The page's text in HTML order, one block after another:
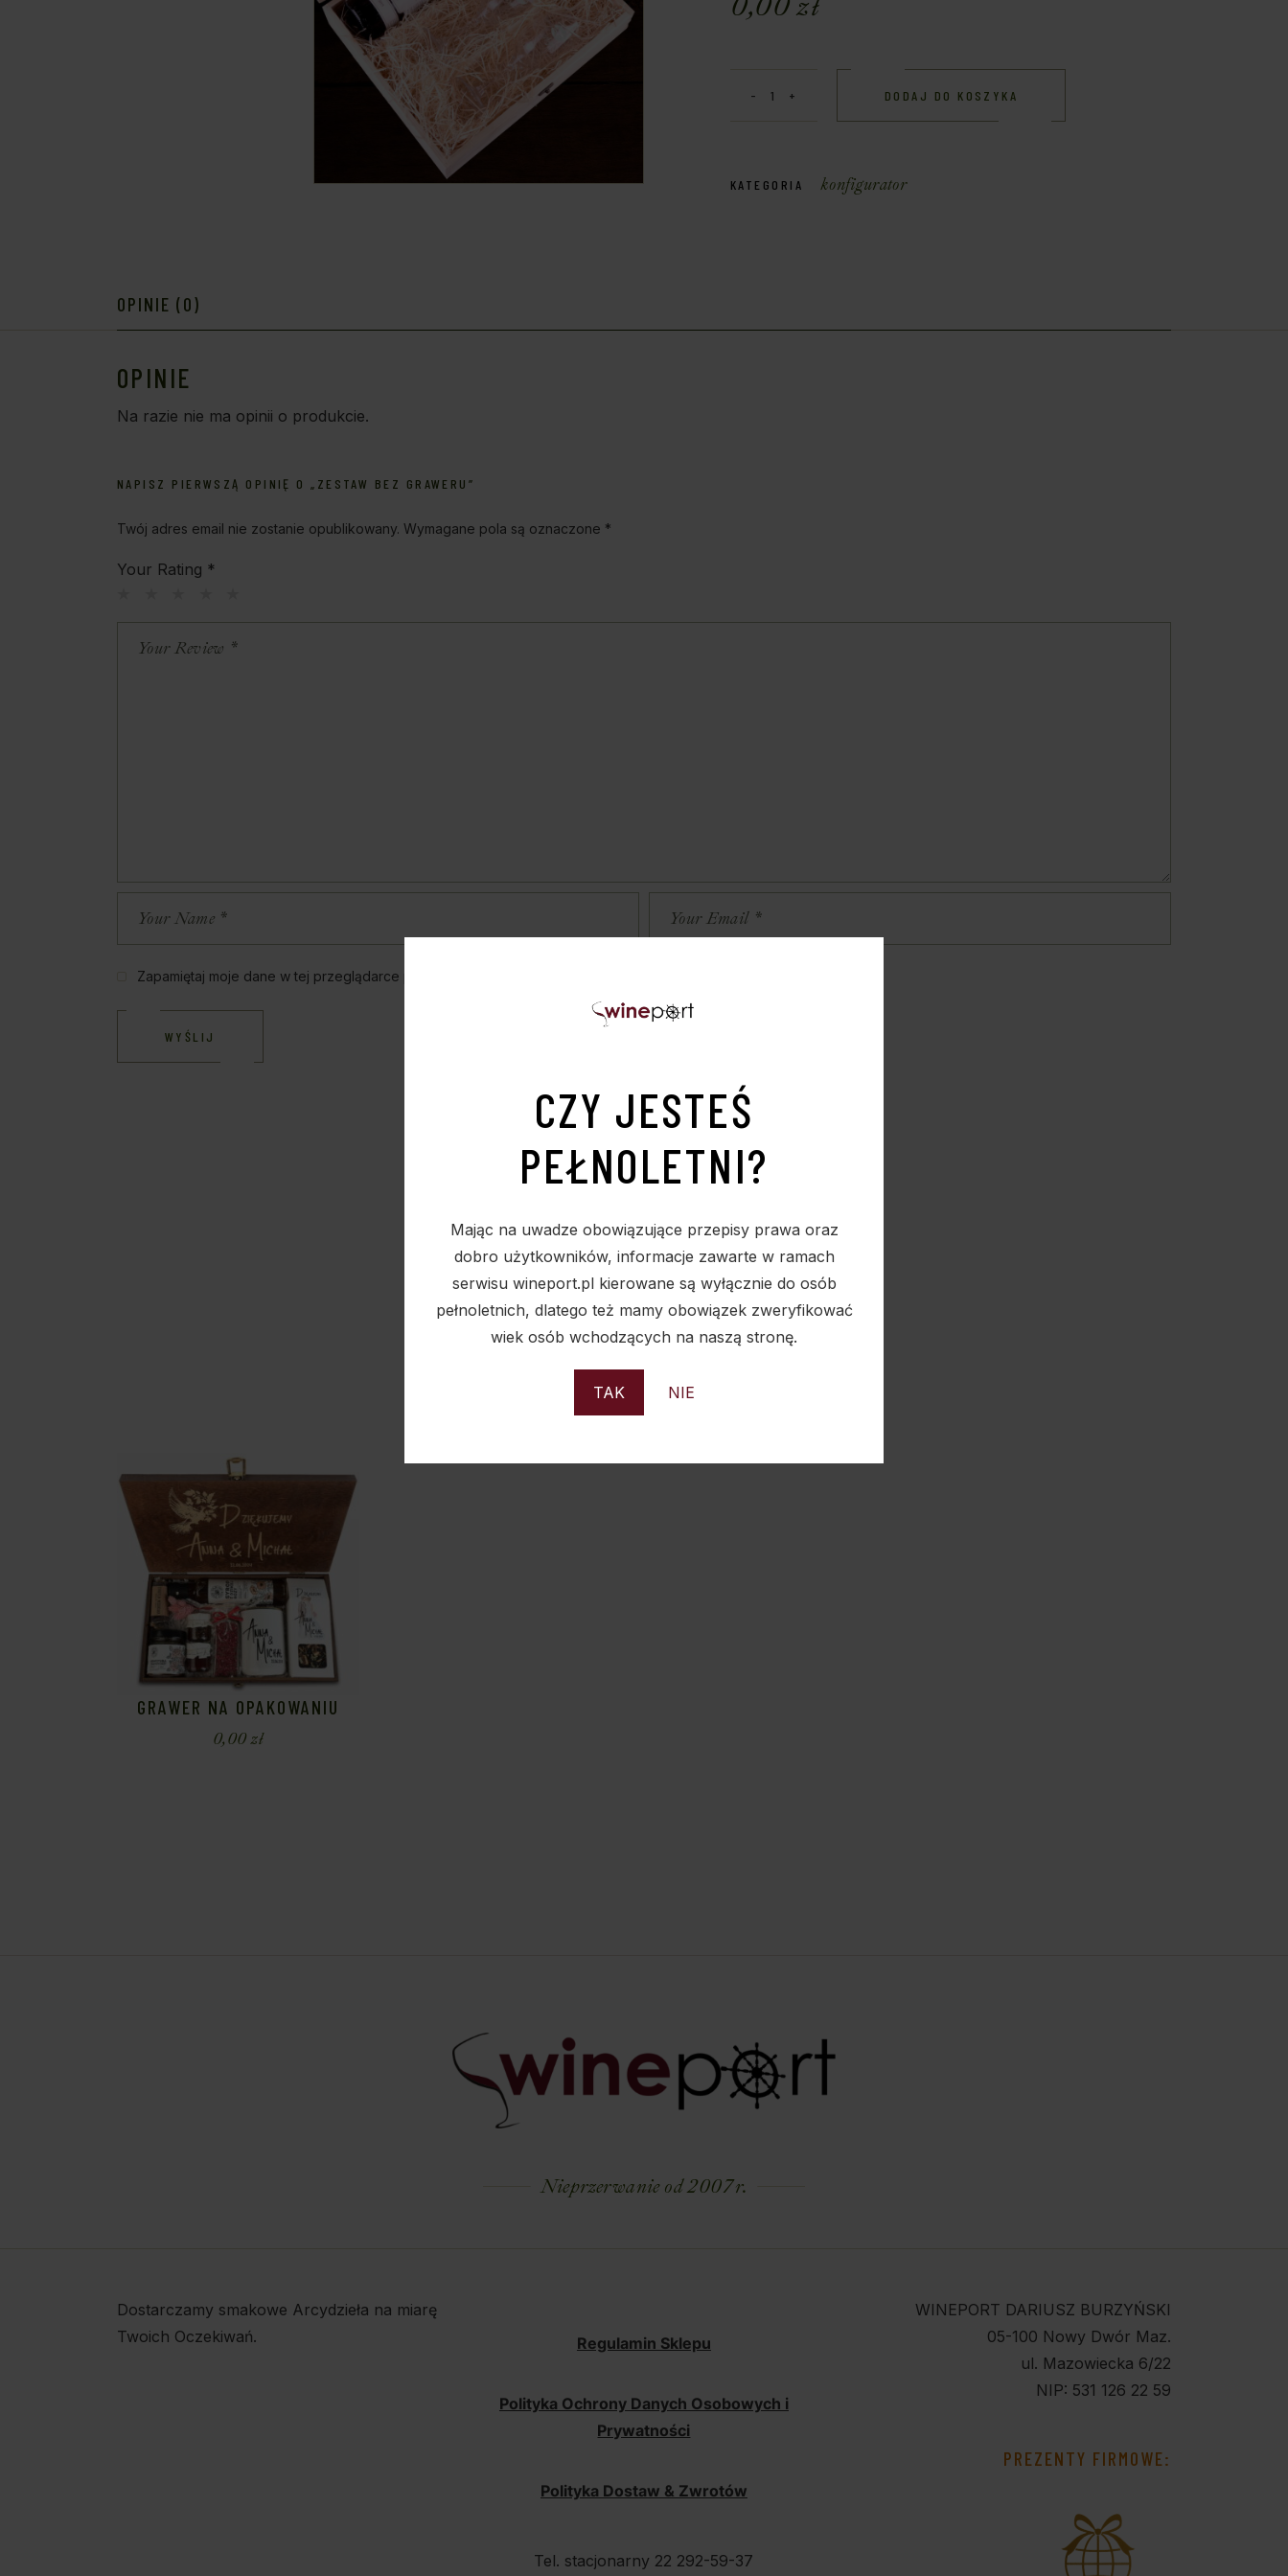
CZY JESTEŚ
PEŁNOLETNI?
Mając na uwadze obowiązujące przepisy prawa oraz
dobro użytkowników, informacje zawarte w ramach
serwisu wineport.pl kierowane są wyłącznie do osób
pełnoletnich, dlatego też mamy obowiązek zweryfikować
wiek osób wchodzących na naszą stronę.
TAK NIE
DODAJ DO KOSZYKA
KATEGORIA konfigurator
OPINIE (0)
OPINIE
Na razie nie ma opinii o produkcie.
NAPISZ PIERWSZĄ OPINIĘ O „ZESTAW BEZ GRAWERU”
Twój adres email nie zostanie opublikowany. Wymagane pola są oznaczone *
Your Rating *
Zapamiętaj moje dane w tej przeglądarce podczas pisania kolejnych komentarzy.
WYŚLIJ
PODOBNE PRODUKTY
GRAWER NA OPAKOWANIU
0,00zł
Nieprzerwanie od 2007 r.
Dostarczamy smakowe Arcydzieła na miarę
Twoich Oczekiwań.
Regulamin Sklepu
Polityka Ochrony Danych Osobowych i
Prywatności
Polityka Dostaw & Zwrotów
Tel. stacjonarny 22 292-59-37
WINEPORT DARIUSZ BURZYŃSKI
05-100 Nowy Dwór Maz.
ul. Mazowiecka 6/22
NIP: 531 126 22 59
PREZENTY FIRMOWE: